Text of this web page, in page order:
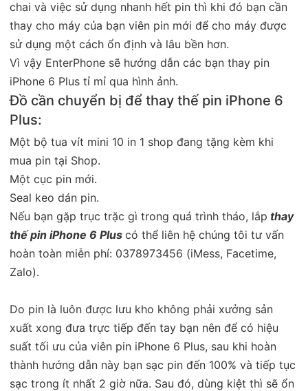
chai và việc sử dụng nhanh hết pin thì khi đó bạn cần
thay cho máy của bạn viên pin mới để cho máy được
sử dụng một cách ổn định và lâu bền hơn.
Vì vậy EnterPhone sẽ hướng dẫn các bạn thay pin
iPhone 6 Plus tỉ mỉ qua hình ảnh.
Đồ cần chuyển bị để thay thế pin iPhone 6
Plus:
Một bộ tua vít mini 10 in 1 shop đang tặng kèm khi
mua pin tại Shop.
Một cục pin mới.
Seal keo dán pin.
Nếu bạn gặp trục trặc gì trong quá trình tháo, lắp thay
thế pin iPhone 6 Plus có thể liên hệ chúng tôi tư vấn
hoàn toàn miễn phí: 0378973456 (iMess, Facetime,
Zalo).
Do pin là luôn được lưu kho không phải xưởng sản
xuất xong đưa trực tiếp đến tay bạn nên để có hiệu
suất tối ưu của viên pin iPhone 6 Plus, sau khi hoàn
thành hướng dẫn này bạn sạc pin đến 100% và tiếp tục
sạc trong ít nhất 2 giờ nữa. Sau đó, dùng kiệt thì sẽ ổn